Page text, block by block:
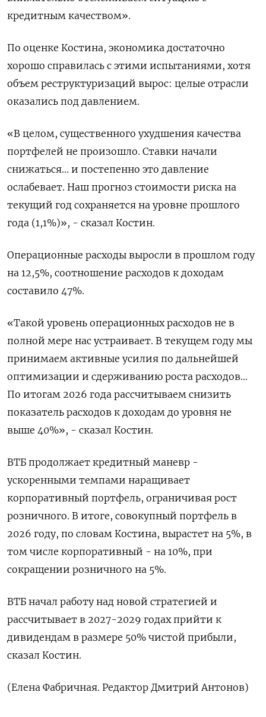
кредитным качеством».
По оценке Костина, экономика достаточно
хорошо справилась с этими испытаниями, хотя
объем реструктуризаций вырос: целые отрасли
оказались под давлением.
«В целом, существенного ухудшения качества
портфелей не произошло. Ставки начали
снижаться... и постепенно это давление
ослабевает. Наш прогноз стоимости риска на
текущий год сохраняется на уровне прошлого
года (1,1%)», - сказал Костин.
Операционные расходы выросли ​в прошлом году
на 12,5%, соотношение расходов к ⁠доходам
составило 47%.
«Такой уровень операционных расходов не в
полной мере нас устраивает. В текущем году мы
принимаем активные усилия по дальнейшей
оптимизации и сдерживанию роста расходов...
По итогам 2026 года ‌рассчитываем снизить
показатель расходов к доходам до уровня не
выше 40%», - сказал Костин.
ВТБ продолжает кредитный маневр -
ускоренными темпами наращивает
корпоративный ‌портфель, ограничивая рост
розничного. В итоге, совокупный портфель в
2026 году, по словам Костина, вырастет на 5%, в
том числе корпоративный - на ​10%, при
сокращении розничного на 5%.
ВТБ начал работу над новой стратегией и
рассчитывает в 2027-2029 годах прийти ‌к
дивидендам в размере 50% чистой прибыли,
сказал Костин.
(Елена Фабричная. Редактор Дмитрий Антонов)